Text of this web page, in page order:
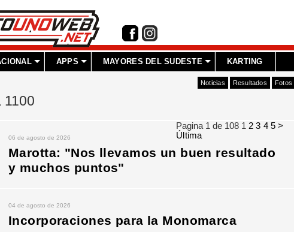
APPS MAYORES DEL SUDESTE KARTING
Noticias Resultados Fotos
1100
06 de agosto de 2026
Marotta: "Nos llevamos un buen resultado
y muchos puntos"
04 de agosto de 2026
Incorporaciones para la Monomarca
Pagina 1 de 108 1 2 3 4 5 >
Última